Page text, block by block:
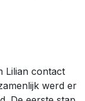
Lilian contact
werd er